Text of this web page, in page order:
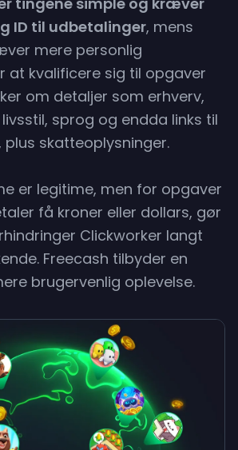
ID til udbetalinger, mens
mere personlig
at kvalificere sig til opgaver
om detaljer som erhverv,
sprog og endda links til
plus skatteoplysninger.
er legitime, men for opgaver
få kroner eller dollars, gør
Clickworker langt
Freecash tilbyder en
brugervenlig oplevelse.